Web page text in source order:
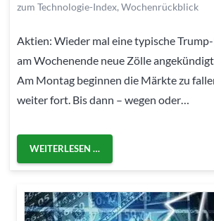
zum Technologie-Index, Wochenrückblick
Aktien: Wieder mal eine typische
am Wochenende neue Zölle
Am Montag beginnen die Märkte zu
weiter fort. Bis dann – wegen oder…
WEITERLESEN …